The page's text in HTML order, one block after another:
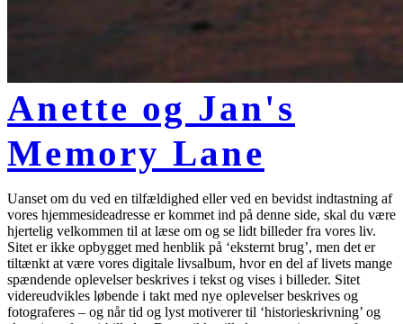
Anette og Jan's
Memory Lane
Uanset om du ved en tilfældighed eller ved en bevidst indtastning af
vores hjemmesideadresse er kommet ind på denne side, skal du være
hjertelig velkommen til at læse om og se lidt billeder fra vores liv.
Sitet er ikke opbygget med henblik på ‘eksternt brug’, men det er
tiltænkt at være vores digitale livsalbum, hvor en del af livets mange
spændende oplevelser beskrives i tekst og vises i billeder. Sitet
videreudvikles løbende i takt med nye oplevelser beskrives og
fotograferes – og når tid og lyst motiverer til ‘historieskrivning’ og